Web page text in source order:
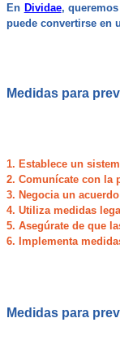
En Dividae,
puede convertirse en
Medidas para
1. Establece un
2. Comunícate con la
3. Negocia un
4. Utiliza medidas
5. Asegúrate de que
6. Implementa
Medidas para